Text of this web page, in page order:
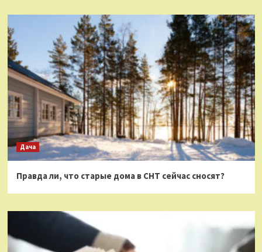
Дача
Правда ли, что старые дома в СНТ сейчас сносят?